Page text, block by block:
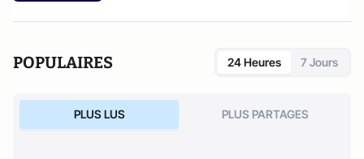
POPULAIRES 24 Heures 7 Jours
PLUS LUS PLUS PARTAGES